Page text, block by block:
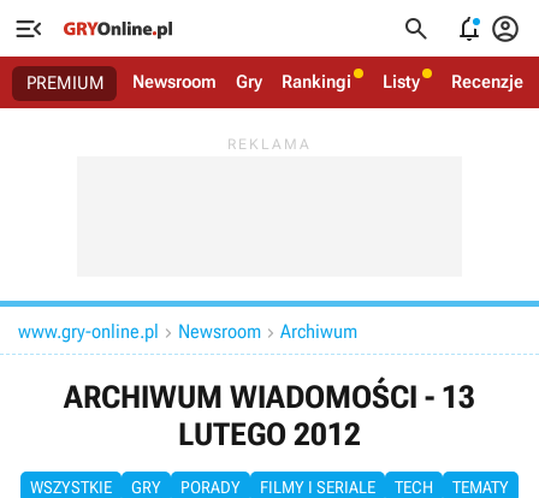
   
PREMIUM Newsroom Gry Rankingi Listy Recenzje
www.gry-online.pl  Newsroom  Archiwum
ARCHIWUM WIADOMOŚCI - 13
LUTEGO 2012
WSZYSTKIE GRY PORADY FILMY I SERIALE TECH TEMATY